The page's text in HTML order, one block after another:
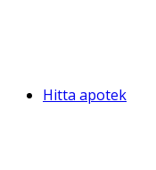
Hitta apotek